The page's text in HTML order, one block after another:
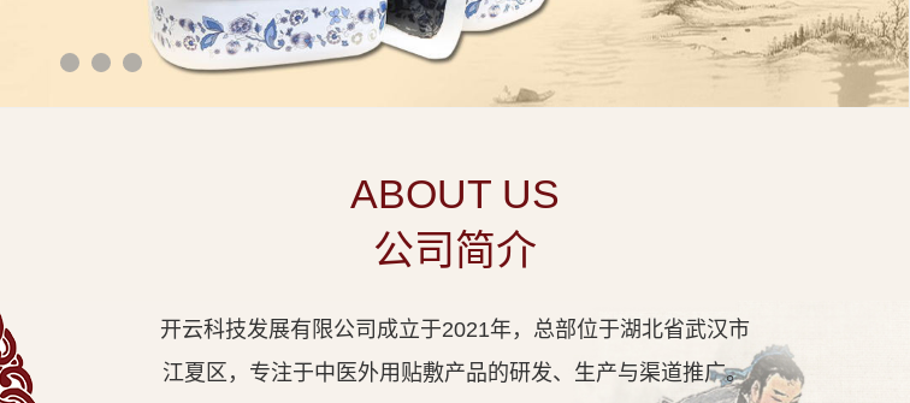
ABOUT US
公司简介
开云科技发展有限公司成立于2021年，总部位于湖北省武汉市
江夏区，专注于中医外用贴敷产品的研发、生产与渠道推广。